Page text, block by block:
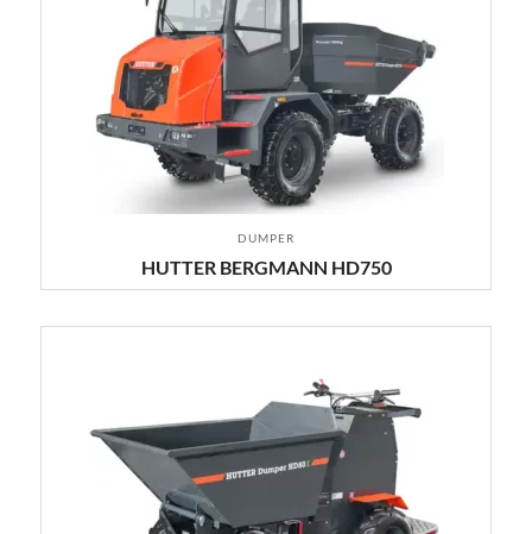
DUMPER
HUTTER BERGMANN HD750